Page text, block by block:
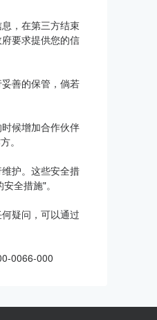
，在第三方结束
要求提供您的信
善的保管，倘若
候增加合作伙伴
。
护。这些安全措
全措施"。
疑问，可以通过
0066-000